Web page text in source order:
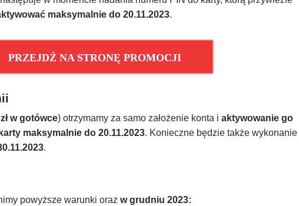
maksymalnie do 20.11.2023.
PRZEJDŹ NA STRONĘ PROMOCJI
w gotówce) otrzymamy za samo założenie konta i aktywowanie go
maksymalnie do 20.11.2023. Konieczne będzie także wykonanie
.
powyższe warunki oraz w grudniu 2023: